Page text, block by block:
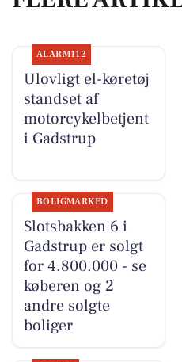
ALARM112
Ulovligt el-køretøj
standset af
motorcykelbetjent
i Gadstrup
BOLIGMARKED
Slotsbakken 6 i
Gadstrup er solgt
for 4.800.000 - se
køberen og 2
andre solgte
boliger